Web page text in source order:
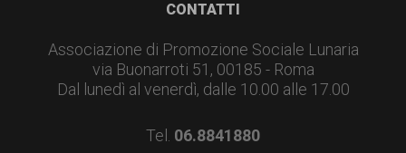
CONTATTI
Associazione di Promozione Sociale Lunaria
via Buonarroti 51, 00185 - Roma
Dal lunedì al venerdì, dalle 10.00 alle 17.00
Tel. 06.8841880